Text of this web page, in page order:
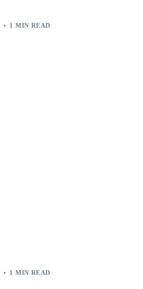
1 MIN READ
1 MIN READ